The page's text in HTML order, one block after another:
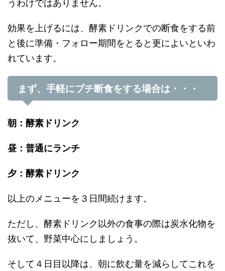
うわけではありません。
効果を上げるには、酵素ドリンクでの断食をする前
と後に準備・フォロー期間をとると更によいといわ
れています。
まず、手軽にプチ断食をする場合は・・・
朝：酵素ドリンク
昼：普通にランチ
夕：酵素ドリンク
以上のメニューを３日間続けます。
ただし、酵素ドリンク以外の食事の際は炭水化物を
抜いて、野菜中心にしましょう。
そして４日目以降は、朝に飲む量を減らしてこれを